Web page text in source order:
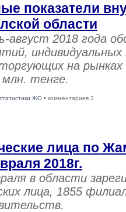
показатели
области
август 2018 года
на рынках
млн. тенге.
ЖО • комментариев 3
лица по
2018г.
в области
лица, 1855